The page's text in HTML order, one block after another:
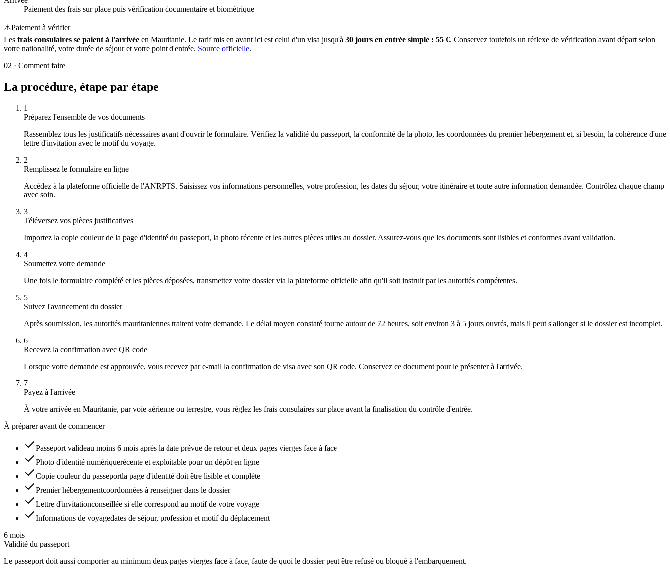
Paiement des frais sur place puis vérification documentaire et biométrique
⚠️Paiement à vérifier
Les frais consulaires se paient à l'arrivée en Mauritanie. Le tarif mis en avant ici est celui d'un visa jusqu'à 30 jours en entrée simple : 55 €. Conservez toutefois un réflexe de vérification avant départ selon
votre nationalité, votre durée de séjour et votre point d'entrée. Source officielle.
02 · Comment faire
La procédure, étape par étape
1
Préparez l'ensemble de vos documents
Rassemblez tous les justificatifs nécessaires avant d'ouvrir le formulaire. Vérifiez la validité du passeport, la conformité de la photo, les coordonnées du premier hébergement et, si besoin, la cohérence d'une
lettre d'invitation avec le motif du voyage.
2
Remplissez le formulaire en ligne
Accédez à la plateforme officielle de l'ANRPTS. Saisissez vos informations personnelles, votre profession, les dates du séjour, votre itinéraire et toute autre information demandée. Contrôlez chaque champ
avec soin.
3
Téléversez vos pièces justificatives
Importez la copie couleur de la page d'identité du passeport, la photo récente et les autres pièces utiles au dossier. Assurez-vous que les documents sont lisibles et conformes avant validation.
4
Soumettez votre demande
Une fois le formulaire complété et les pièces déposées, transmettez votre dossier via la plateforme officielle afin qu'il soit instruit par les autorités compétentes.
5
Suivez l'avancement du dossier
Après soumission, les autorités mauritaniennes traitent votre demande. Le délai moyen constaté tourne autour de 72 heures, soit environ 3 à 5 jours ouvrés, mais il peut s'allonger si le dossier est incomplet.
6
Recevez la confirmation avec QR code
Lorsque votre demande est approuvée, vous recevez par e-mail la confirmation de visa avec son QR code. Conservez ce document pour le présenter à l'arrivée.
7
Payez à l'arrivée
À votre arrivée en Mauritanie, par voie aérienne ou terrestre, vous réglez les frais consulaires sur place avant la finalisation du contrôle d'entrée.
À préparer avant de commencer
Passeport valideau moins 6 mois après la date prévue de retour et deux pages vierges face à face
Photo d'identité numériquerécente et exploitable pour un dépôt en ligne
Copie couleur du passeportla page d'identité doit être lisible et complète
Premier hébergementcoordonnées à renseigner dans le dossier
Lettre d'invitationconseillée si elle correspond au motif de votre voyage
Informations de voyagedates de séjour, profession et motif du déplacement
6 mois
Validité du passeport
Le passeport doit aussi comporter au minimum deux pages vierges face à face, faute de quoi le dossier peut être refusé ou bloqué à l'embarquement.